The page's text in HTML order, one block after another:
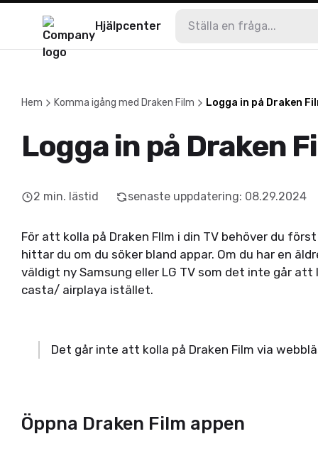
Hjälpcenter
Hem Komma igång med Draken Film Logga in på Draken
Logga in på Draken
2 min. lästid senaste uppdatering: 08.29.2024
För att kolla på Draken FIlm i din TV behöver du
hittar du om du söker bland appar. Om du har en
väldigt ny Samsung eller LG TV som det inte går
casta/ airplaya istället.
Det går inte att kolla på Draken Film via
Öppna Draken Film appen